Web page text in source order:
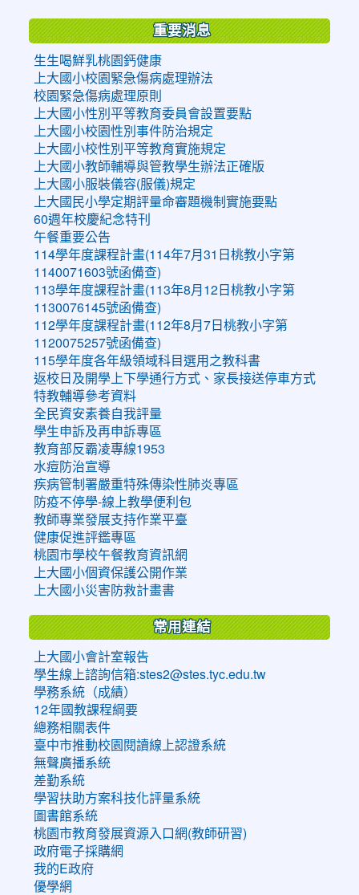
重要消息
生生喝鮮乳桃園鈣健康
上大國小校園緊急傷病處理辦法
校園緊急傷病處理原則
上大國小性別平等教育委員會設置要點
上大國小校園性別事件防治規定
上大國小校性別平等教育實施規定
上大國小教師輔導與管教學生辦法正確版
上大國小服裝儀容(服儀)規定
上大國民小學定期評量命審題機制實施要點
60週年校慶紀念特刊
午餐重要公告
114學年度課程計畫(114年7月31日桃教小字第
1140071603號函備查)
113學年度課程計畫(113年8月12日桃教小字第
1130076145號函備查)
112學年度課程計畫(112年8月7日桃教小字第
1120075257號函備查)
115學年度各年級領域科目選用之教科書
返校日及開學上下學通行方式、家長接送停車方式
特教輔導參考資料
全民資安素養自我評量
學生申訴及再申訴專區
教育部反霸凌專線1953
水痘防治宣導
疾病管制署嚴重特殊傳染性肺炎專區
防疫不停學-線上教學便利包
教師專業發展支持作業平臺
健康促進評鑑專區
桃園市學校午餐教育資訊網
上大國小個資保護公開作業
上大國小災害防救計畫書
常用連結
上大國小會計室報告
學生線上諮詢信箱:stes2@stes.tyc.edu.tw
學務系統（成績）
12年國教課程綱要
總務相關表件
臺中市推動校園閱讀線上認證系統
無聲廣播系統
差勤系統
學習扶助方案科技化評量系統
圖書館系統
桃園市教育發展資源入口網(教師研習)
政府電子採購網
我的E政府
優學網